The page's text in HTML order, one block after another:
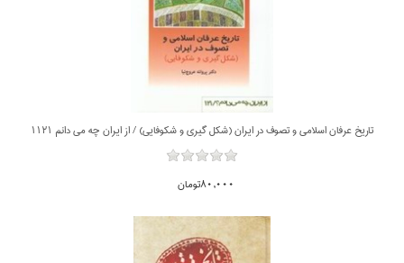
تاريخ عرفان اسلامي و تصوف در ايران (شكل گيري و شكوفايي) / از ايران چه مي دانم 1121
80,000تومان